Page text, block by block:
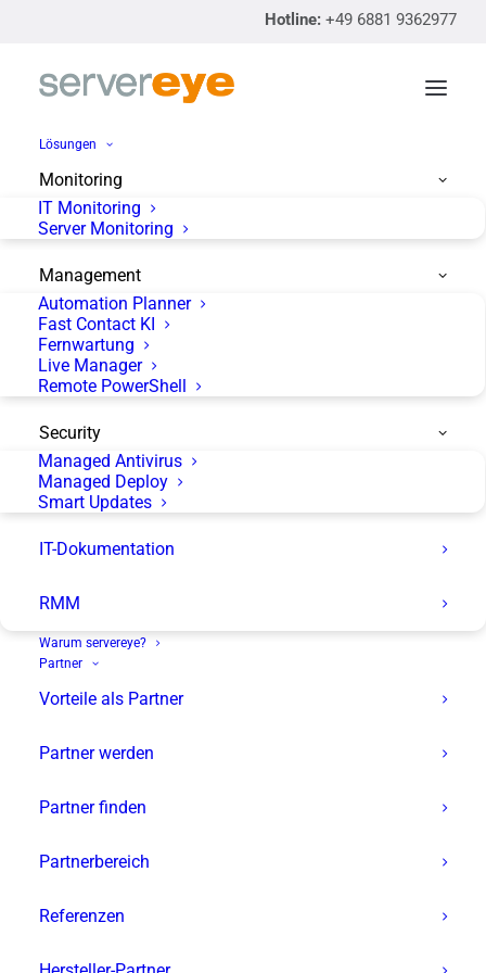
Hotline: +49 6881 9362977
Lösungen
Monitoring
IT Monitoring
Server Monitoring
Management
Automation Planner
Fast Contact KI
Fernwartung
Live Manager
Remote PowerShell
Security
Managed Antivirus
Managed Deploy
Smart Updates
IT-Dokumentation
RMM
Warum servereye?
Partner
Vorteile als Partner
Partner werden
Partner finden
Partnerbereich
Referenzen
Registrierung &
Begrüßungskaffee
30. JULI 2024 BY
Registrierung
Newsletter